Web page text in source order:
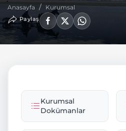
Anasayfa Kurumsal
Paylaş
Kurumsal
Dokümanlar